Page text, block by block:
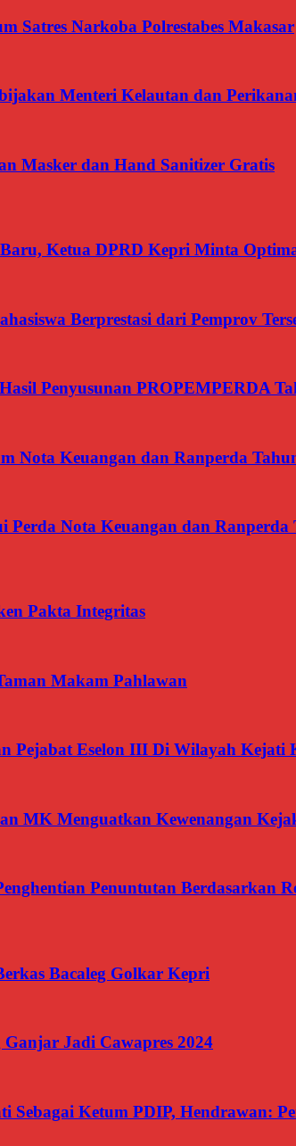
Satres Narkoba Polrestabes Makasar
Menteri Kelautan dan
Masker dan Hand Sanitizer Gratis
Ketua DPRD Kepri Minta
Berprestasi dari Pemprov
Penyusunan PROPEMPERDA
Nota Keuangan dan Ranperda
Nota Keuangan dan Ranperda
Pakta Integritas
Makam Pahlawan
Pejabat Eselon III Di Wilayah Kejati
MK Menguatkan Kewenangan
Penuntutan Berdasarkan
Bacaleg Golkar Kepri
Ganjar Jadi Cawapres 2024
Sebagai Ketum PDIP, Hendrawan: